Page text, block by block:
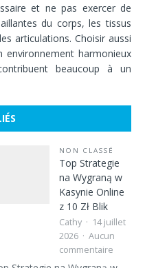
et ne pas exercer de
du corps, les tissus
articulations. Choisir aussi
harmonieux
beaucoup à un
NON CLASSÉ
Top Strategie
na Wygraną w
Kasynie Online
z 10 Zł Blik
Cathy
14 juillet
2026
Aucun
commentaire